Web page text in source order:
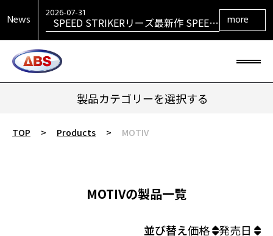
News STRIKER HYBRID発売！
2026-07-31
SIGMAシリーズ復活！ SIGMA TOUR
PEARL発売！
2026-07-29
大岡産業レディース ［THE OPEN] ト
ーナメント 2026 優勝！
2026-06-30
HONEY BADGERシリーズ最新作
HONEY BADGER DARKOUT発売！
more
製品カテゴリーを選択する
TOP > Products > MOTIV
MOTIVの製品一覧
並び替え価格 発売日